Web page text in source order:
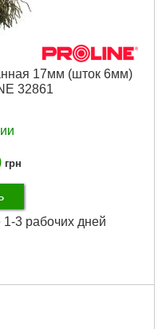
17мм (шток 6мм)
32861
грн
1-3 рабочих дней